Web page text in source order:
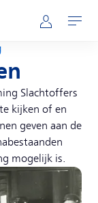
Mijn NS
Openen
Slachtoffers
kijken of en
geven aan de
mogelijk is.